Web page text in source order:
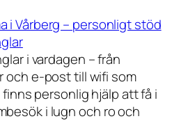
i Vårberg – personligt stöd
i vardagen – från
och e-post till wifi som
personlig hjälp att få i
i lugn och ro och